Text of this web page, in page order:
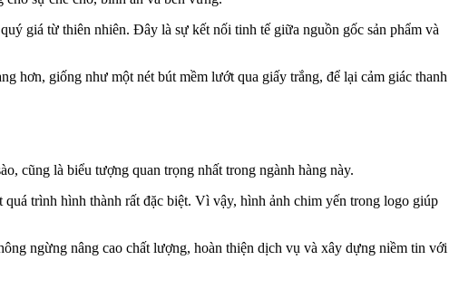
giá từ thiên nhiên. Đây là sự kết nối tinh tế giữa nguồn gốc sản phẩm và
hơn, giống như một nét bút mềm lướt qua giấy trắng, để lại cảm giác thanh
cũng là biểu tượng quan trọng nhất trong ngành hàng này.
trình hình thành rất đặc biệt. Vì vậy, hình ảnh chim yến trong logo giúp
ngừng nâng cao chất lượng, hoàn thiện dịch vụ và xây dựng niềm tin với